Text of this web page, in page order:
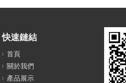
快速鏈結
首頁
關於我們
產品展示